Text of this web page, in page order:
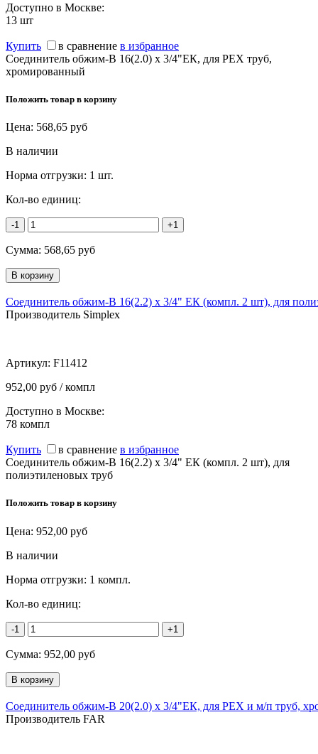
Доступно в Москве:
13 шт
Купить в сравнение в избранное
Соединитель обжим-В 16(2.0) х 3/4"ЕК, для PEX труб,
хромированный
Положить товар в корзину
Цена: 568,65 руб
В наличии
Норма отгрузки: 1 шт.
Кол-во единиц:
-1 +1
Сумма: 568,65 руб
Соединитель обжим-В 16(2.2) х 3/4" ЕК (компл. 2 шт), для
Производитель Simplex
Артикул: F11412
952,00 руб / компл
Доступно в Москве:
78 компл
Купить в сравнение в избранное
Соединитель обжим-В 16(2.2) х 3/4" ЕК (компл. 2 шт), для
полиэтиленовых труб
Положить товар в корзину
Цена: 952,00 руб
В наличии
Норма отгрузки: 1 компл.
Кол-во единиц:
-1 +1
Сумма: 952,00 руб
Соединитель обжим-В 20(2.0) х 3/4"ЕК, для PEX и м/п труб,
Производитель FAR